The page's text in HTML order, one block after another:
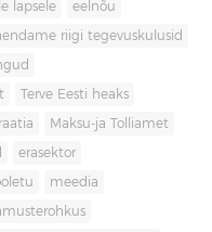
lapsele eelnõu
riigi tegevuskulusid
Terve Eesti heaks
Maksu-ja Tolliamet
erasektor
meedia